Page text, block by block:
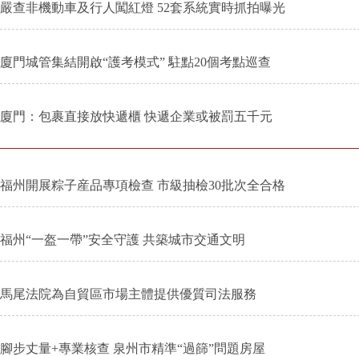
嚴查非機動車及行人闖紅燈 52套系統實時抓拍曝光
廈門城管集結開啟“護考模式” 駐點20個考點巡查
廈門：包裹直接放快遞櫃 快遞企業或被罰五千元
福州開展粽子産品專項檢查 市級抽檢30批次全合格
福州“一盔一帶”安全守護 共築城市交通文明
馬尾法院為自貿區市場主體提供優質司法服務
腳步丈量+專業核查 泉州市精準“過篩”問題房屋